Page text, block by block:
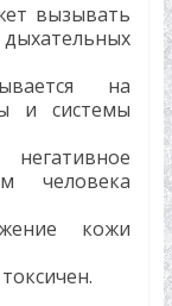
вызывать
на
и системы
человека
кожи